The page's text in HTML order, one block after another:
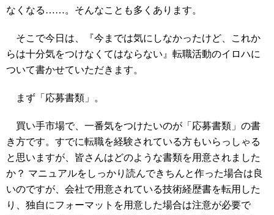
なくなる……。そんなことも多くあります。
そこで今日は、『今までは気にしなかったけど、これか
らは十分気をつけなくてはならない』転職活動のイロハに
ついて書かせていただきます。
まず「応募書類」。
買い手市場で、一番気をつけたいのが「応募書類」の書
き方です。すでに転職を経験されている方もいらっしゃる
と思いますが、皆さんはどのような書類を用意されました
か？ マニュアルをしっかり読んできちんと作った場合は良
いのですが、会社で用意されている技術経歴書を転用した
り、独自にフォーマットを用意した場合は注意が必要で